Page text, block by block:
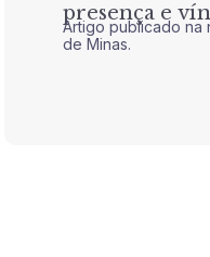
presença e
Artigo publicado na
de Minas.